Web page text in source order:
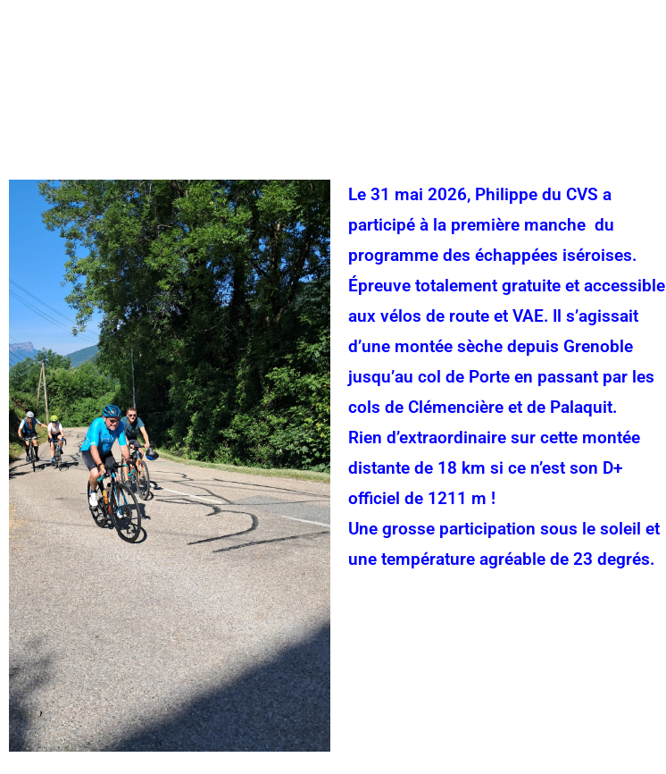
Le 31 mai 2026, Philippe du CVS a
participé à la première manche du
programme des échappées iséroises.
Épreuve totalement gratuite et accessible
aux vélos de route et VAE. Il s’agissait
d’une montée sèche depuis Grenoble
jusqu’au col de Porte en passant par les
cols de Clémencière et de Palaquit.
Rien d’extraordinaire sur cette montée
distante de 18 km si ce n’est son D+
officiel de 1211 m !
Une grosse participation sous le soleil et
une température agréable de 23 degrés.